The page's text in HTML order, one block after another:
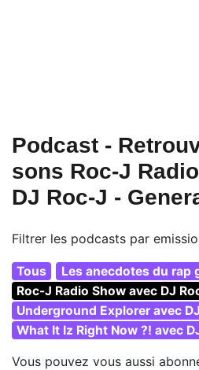
Podcast -
sons Roc-J
DJ Roc-J -
Filtrer les podcasts par
Tous
Les anecdotes du rap
Roc-J Radio Show avec DJ
Underground Explorer avec
What It Iz Right Now ?! avec
Vous pouvez vous aussi